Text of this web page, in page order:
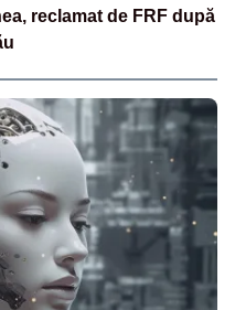
reclamat de FRF după